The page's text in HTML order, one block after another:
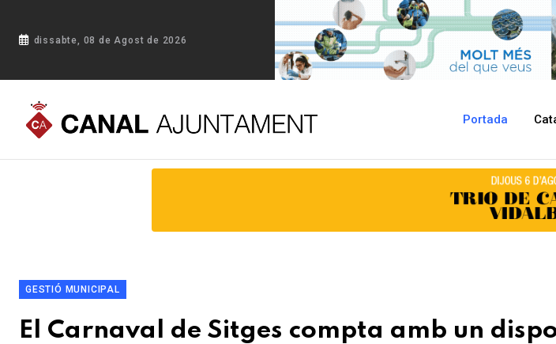
dissabte, 08 de Agost de 2026
Portada
Portada Blog El Carnaval de Sitges compta amb un dispositiu especial de neteja
GESTIÓ MUNICIPAL
El Carnaval de Sitges compta amb un